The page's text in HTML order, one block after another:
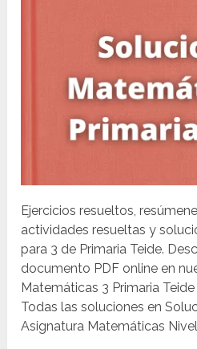
Ejercicios resueltos,
actividades resueltas y
para 3 de Primaria Teide.
documento PDF online en
Matemáticas 3 Primaria
Todas las soluciones en
Asignatura Matemáticas